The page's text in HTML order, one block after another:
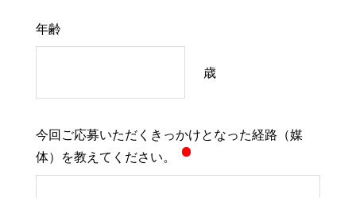
年齢
歳
今回ご応募いただくきっかけとなった経路（媒
体）を教えてください。